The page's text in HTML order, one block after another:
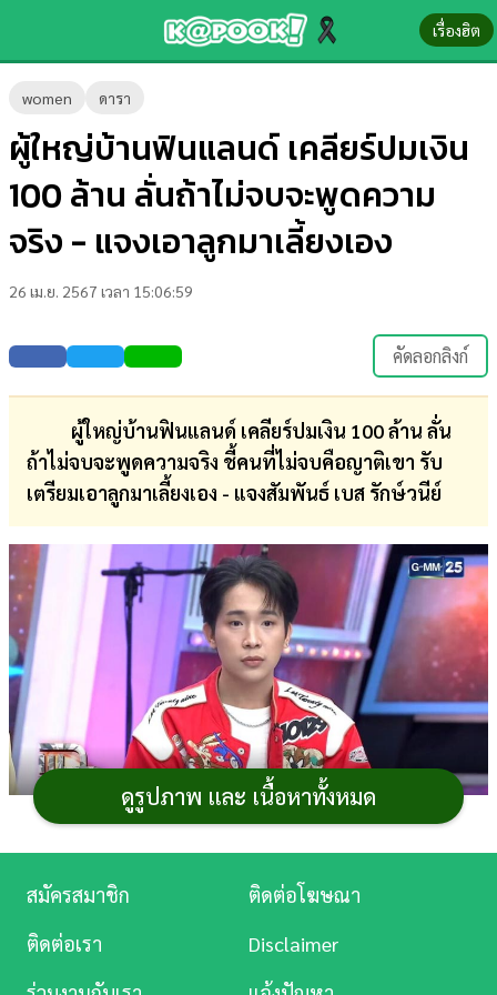
เรื่องฮิต
women ดารา
ผู้ใหญ่บ้านฟินแลนด์ เคลียร์ปมเงิน
100 ล้าน ลั่นถ้าไม่จบจะพูดความ
จริง - แจงเอาลูกมาเลี้ยงเอง
26 เม.ย. 2567 เวลา 15:06:59
คัดลอกลิงก์
ผู้ใหญ่บ้านฟินแลนด์ เคลียร์ปมเงิน 100 ล้าน ลั่น
ถ้าไม่จบจะพูดความจริง ชี้คนที่ไม่จบคือญาติเขา รับ
เตรียมเอาลูกมาเลี้ยงเอง - แจงสัมพันธ์ เบส รักษ์วนีย์
ภาพจาก แฉ
เลิกรากันเป็นที่เรียบร้อยแล้ว แต่ก็ดูเหมือนสัมพันธ์ของทั้งคู่
จะมีดราม่าตามมาไม่เลิก โดยเฉพาะเรื่องสมบัติ จนกลายเป็น
ดูรูปภาพ และ เนื้อหาทั้งหมด
ข่าว-
ความ
รู้
ข่าว
บันเทิง
ตรวจ
หวย
บอล
สด
เงิน
การ
ศึกษา
บันเทิง
ดู
หนัง
สมัครสมาชิก
ติดต่อโฆษณา
ติดต่อเรา
Disclaimer